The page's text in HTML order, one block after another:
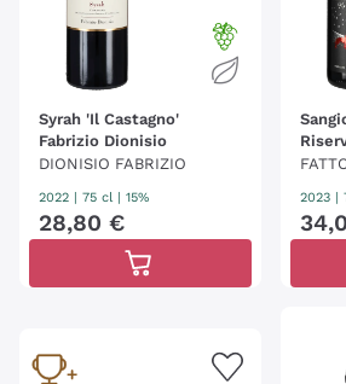
Syrah 'Il Castagno'
Fabrizio Dionisio
DIONISIO FABRIZIO
2022 | 75 cl | 15%
28,80 €
2023 |
34,